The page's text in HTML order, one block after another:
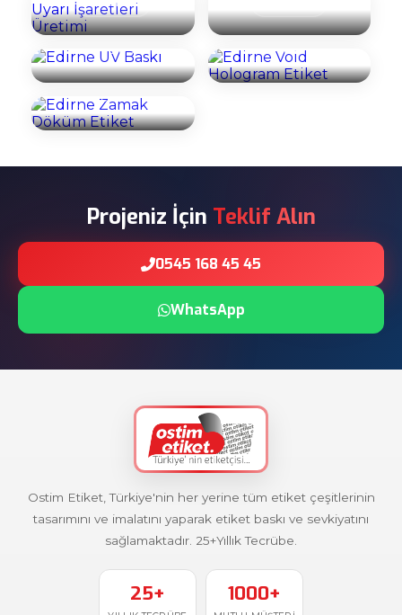
Edirne UV Baskı
İncele
Hologram Etiket
İncele
Döküm Etiket
İncele
Projeniz İçin Teklif Alın
0545 168 45 45
WhatsApp
Ostim Etiket, Türkiye'nin her yerine tüm etiket çeşitlerinin
tasarımını ve imalatını yaparak etiket baskı ve sevkiyatını
sağlamaktadır. 25+Yıllık Tecrübe.
25+ 1000+